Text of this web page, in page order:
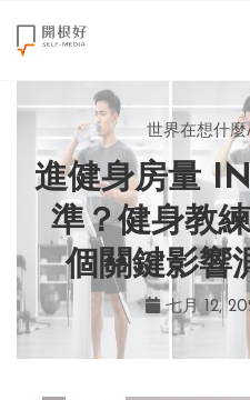
來點正能量
世界在想什麼
創造美好生活
小孩不是噩夢
職場商業經濟
影片專區
世界在想什麼//
AI 複製吉卜
宮崎駿用七
作仍
七月 19, 2026
來點正能量
別讓過去的
學會捨棄獎
真
七月 17, 2026
來點正能量
改變不用驚
家的星期六
勇敢跨
七月 22,
世界在想什麼
進健身房量
準？健身教
個關鍵影響
七月 12,